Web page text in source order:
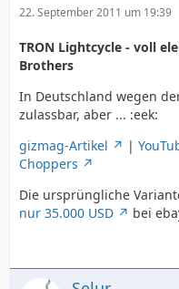
22. September 2011 um 19:39
TRON Lightcycle - voll
Brothers
In Deutschland wegen
zulassbar, aber ... :eek:
gizmag-Artikel
|
Choppers
Die ursprüngliche
nur 35.000 USD
bei